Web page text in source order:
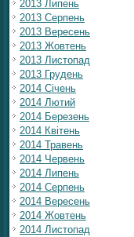
2013 Липень
2013 Серпень
2013 Вересень
2013 Жовтень
2013 Листопад
2013 Грудень
2014 Січень
2014 Лютий
2014 Березень
2014 Квітень
2014 Травень
2014 Червень
2014 Липень
2014 Серпень
2014 Вересень
2014 Жовтень
2014 Листопад